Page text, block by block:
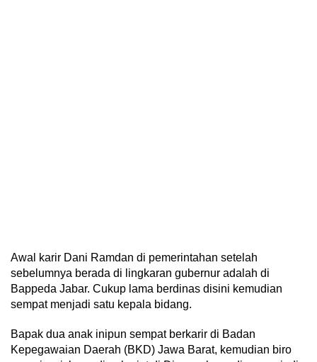
Awal karir Dani Ramdan di pemerintahan setelah
sebelumnya berada di lingkaran gubernur adalah di
Bappeda Jabar. Cukup lama berdinas disini kemudian
sempat menjadi satu kepala bidang.
Bapak dua anak inipun sempat berkarir di Badan
Kepegawaian Daerah (BKD) Jawa Barat, kemudian biro